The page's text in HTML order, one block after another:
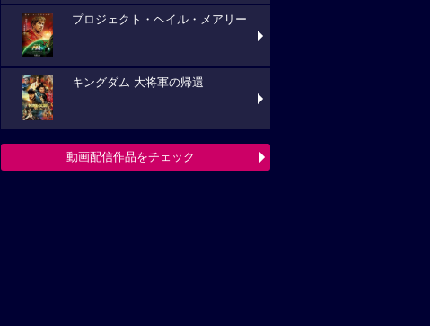
プロジェクト・ヘイル・メアリー
キングダム 大将軍の帰還
動画配信作品をチェック